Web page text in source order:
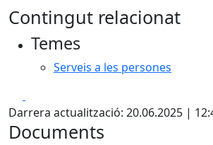
Contingut relacionat
Temes
Serveis a les persones
Darrera actualització: 20.06.2025 |
Documents